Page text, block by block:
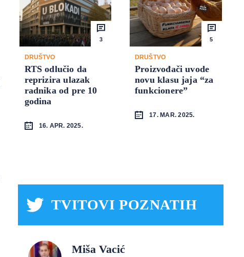
3
DRUŠTVO
RTS odlučio da
reprizira ulazak
radnika od pre 10
godina
16. APR. 2025.
5
DRUŠTVO
Proizvođači uvode
novu klasu jaja “za
funkcionere”
17. MAR. 2025.
TVITOVI POZNATIH
Miša Vacić